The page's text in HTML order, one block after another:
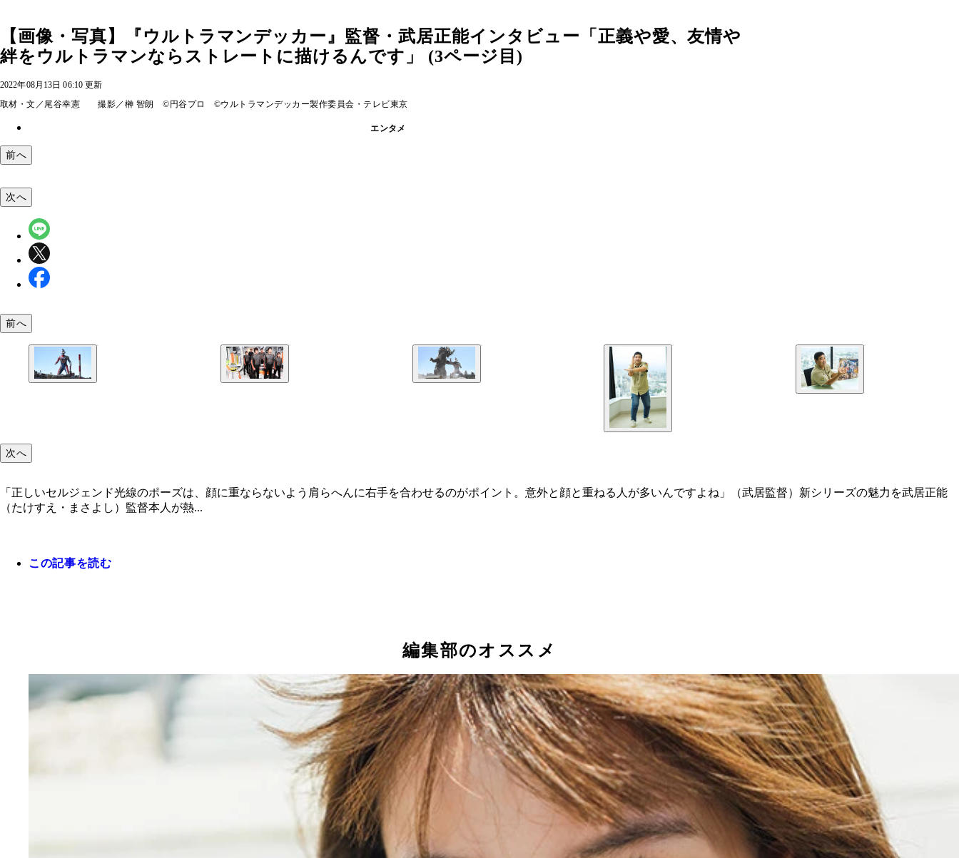
【画像・写真】『ウルトラマンデッカー』監督・武居正能インタビュー「正義や愛、友情や
絆をウルトラマンならストレートに描けるんです」 (3ページ目)
2022年08月13日 06:10 更新
取材・文／尾谷幸憲 撮影／榊 智朗 ©円谷プロ ©ウルトラマンデッカー製作委員会・テレビ東京
エンタメ
前へ
怪獣災害に立ち向かうエキスパートチーム「ＧＵＴＳ－ＳＥＬＥＣＴ」のメンバーたち
「とにかく怪獣を大きくしたかった」と話す武居監督。写真は第２話登場の破壊暴竜デスドラゴ
次へ
前へ
次へ
「正しいセルジェンド光線のポーズは、顔に重ならないよう肩らへんに右手を合わせるのがポイント。意外と顔と重ねる人が多いんですよね」（武居監督）新シリーズの魅力を武居正能
（たけすえ・まさよし）監督本人が熱...
この記事を読む
編集部のオススメ